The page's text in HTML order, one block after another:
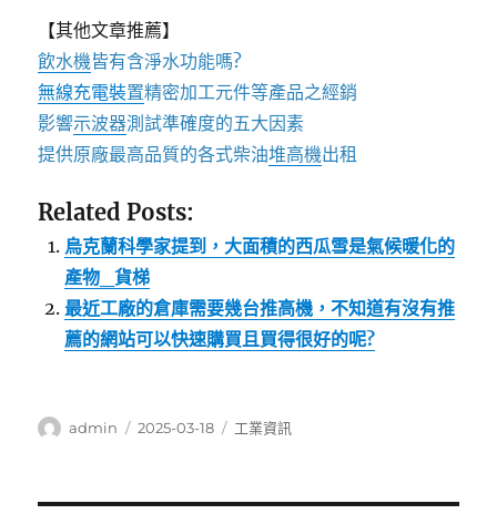
【其他文章推薦】
飲水機皆有含淨水功能嗎?
無線充電裝置精密加工元件等產品之經銷
影響示波器測試準確度的五大因素
提供原廠最高品質的各式柴油堆高機出租
Related Posts:
烏克蘭科學家提到，大面積的西瓜雪是氣候暖化的
產物_貨梯
最近工廠的倉庫需要幾台推高機，不知道有沒有推
薦的網站可以快速購買且買得很好的呢?
作
admin
發
2025-03-18
分
工業資訊